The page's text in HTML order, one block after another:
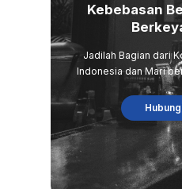
Kebebasan
Jadilah Bagian dari
Indonesia dan Mari